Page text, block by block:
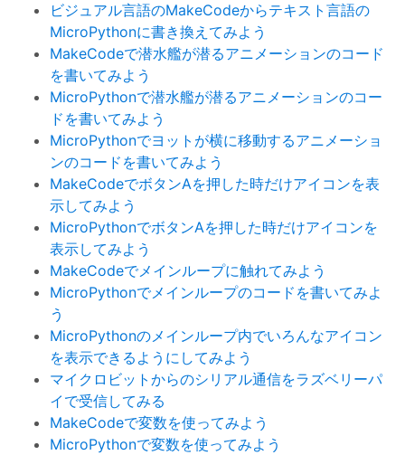
ビジュアル言語のMakeCodeからテキスト言語の
MicroPythonに書き換えてみよう
MakeCodeで潜水艦が潜るアニメーションのコード
を書いてみよう
MicroPythonで潜水艦が潜るアニメーションのコー
ドを書いてみよう
MicroPythonでヨットが横に移動するアニメーショ
ンのコードを書いてみよう
MakeCodeでボタンAを押した時だけアイコンを表
示してみよう
MicroPythonでボタンAを押した時だけアイコンを
表示してみよう
MakeCodeでメインループに触れてみよう
MicroPythonでメインループのコードを書いてみよ
う
MicroPythonのメインループ内でいろんなアイコン
を表示できるようにしてみよう
マイクロビットからのシリアル通信をラズベリーパ
イで受信してみる
MakeCodeで変数を使ってみよう
MicroPythonで変数を使ってみよう